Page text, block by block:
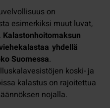
on
esimerkiksi muut luvat,
Kalastonhoitomaksun
yhdellä
Suomessa.
koski- ja
kalastus on rajoitettua
nojalla.